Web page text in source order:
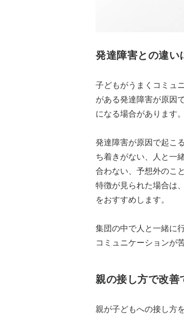
発達障害との違い
子どもがうまくコミュ
がある発達障害が原因
になる場合があります。
発達障害が原因で起こ
ち着きがない、人と一
合わない、予想外のこ
特徴が見られた場合は
をおすすめします。
集団の中で人と一緒に
コミュニケーションが
親の接し方で改善
親が子どもへの接し方